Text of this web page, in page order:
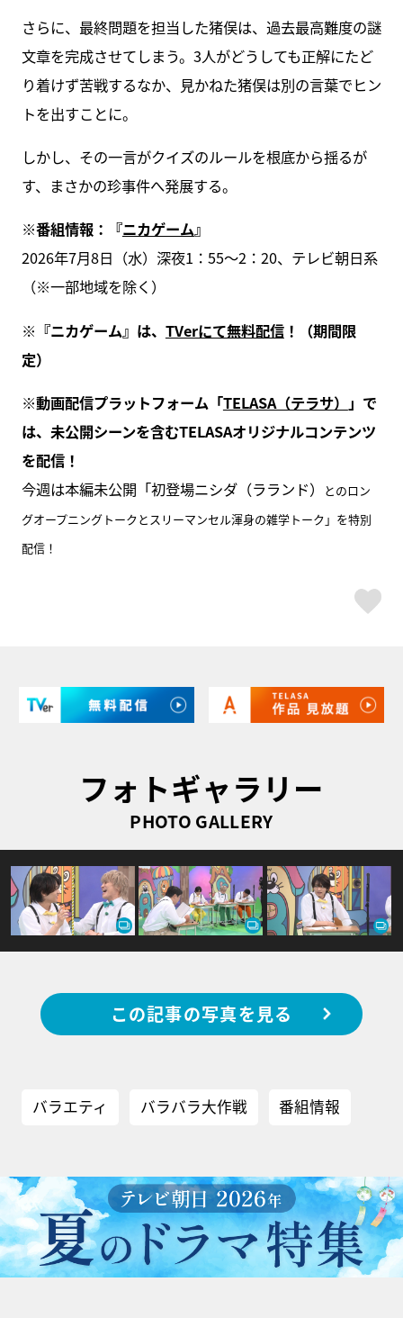
さらに、最終問題を担当した猪俣は、過去最高難度の謎
文章を完成させてしまう。3人がどうしても正解にたど
り着けず苦戦するなか、見かねた猪俣は別の言葉でヒン
トを出すことに。
しかし、その一言がクイズのルールを根底から揺るが
す、まさかの珍事件へ発展する。
※番組情報：『ニカゲーム』
2026年7月8日（水）深夜1：55～2：20、テレビ朝日系
（※一部地域を除く）
※『ニカゲーム』は、 TVerにて無料配信！（期間限
定）
※動画配信プラットフォーム「TELASA（テラサ） 」で
は、未公開シーンを含むTELASAオリジナルコンテンツ
を配信！
今週は本編未公開「初登場ニシダ（ラランド）
とのロン
グオープニングトークとスリーマンセル渾身の雑学トーク」を特別
配信！
フォトギャラリー
PHOTO GALLERY
この記事の写真を見る
バラエティ バラバラ大作戦 番組情報